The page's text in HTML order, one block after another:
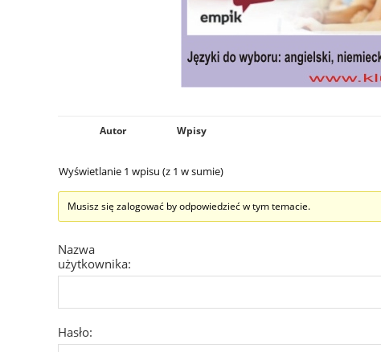
Autor Wpisy
Wyświetlanie 1 wpisu (z 1 w sumie)
Musisz się zalogować by odpowiedzieć w tym temacie.
Nazwa
użytkownika:
Hasło: